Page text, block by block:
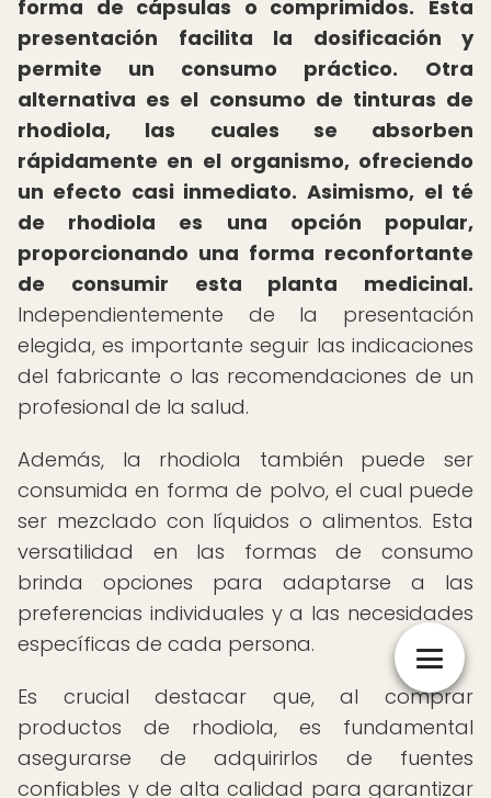
forma de cápsulas o comprimidos. Esta
presentación facilita la dosificación y
permite un consumo práctico.
Otra
alternativa es el consumo de tinturas de
rhodiola, las cuales se absorben
rápidamente en el organismo, ofreciendo
un efecto casi inmediato. Asimismo, el té
de rhodiola es una opción popular,
proporcionando una forma reconfortante
de consumir esta planta medicinal.
Independientemente de la presentación
elegida, es importante seguir las indicaciones
del fabricante o las recomendaciones de un
profesional de la salud.
Además, la rhodiola también puede ser
consumida en forma de polvo, el cual puede
ser mezclado con líquidos o alimentos. Esta
versatilidad en las formas de consumo
brinda opciones para adaptarse a las
preferencias individuales y a las necesidades
específicas de cada persona.
Es crucial destacar que, al comprar
productos de rhodiola, es fundamental
asegurarse de adquirirlos de fuentes
confiables y de alta calidad para garantizar